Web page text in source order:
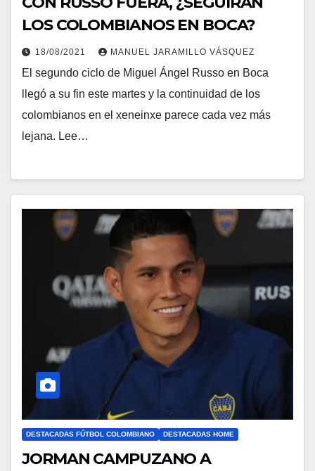
LOS COLOMBIANOS EN BOCA?
18/08/2021 MANUEL JARAMILLO VÁSQUEZ
El segundo ciclo de Miguel Ángel Russo en Boca
llegó a su fin este martes y la continuidad de los
colombianos en el xeneinxe parece cada vez más
lejana. Lee…
DESTACADAS FÚTBOL COLOMBIANO DESTACADAS HOME
JORMAN CAMPUZANO A